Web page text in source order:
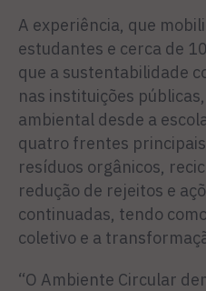
A experiência, que
estudantes e cerca de
que a sustentabilidade
nas instituições
ambiental desde a
quatro frentes
resíduos orgânicos,
redução de rejeitos e
continuadas, tendo
coletivo e a
“O Ambiente Circular